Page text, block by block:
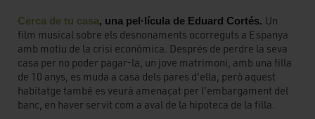
Cerca de tu casa, una pel·lícula de Eduard Cortés. Un
film musical sobre els desnonaments ocorreguts a Espanya
amb motiu de la crisi econòmica. Després de perdre la seva
casa per no poder pagar-la, un jove matrimoni, amb una filla
de 10 anys, es muda a casa dels pares d'ella, però aquest
habitatge també es veurà amenaçat per l'embargament del
banc, en haver servit com a aval de la hipoteca de la filla.